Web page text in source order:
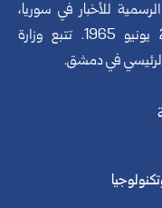
للأخبار في سوريا،
تأسست في 24 يونيو 1965. تتبع وزارة
الرئيسي في دمشق.